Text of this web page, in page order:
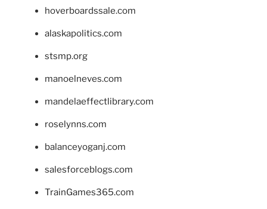
hoverboardssale.com
alaskapolitics.com
stsmp.org
manoelneves.com
mandelaeffectlibrary.com
roselynns.com
balanceyoganj.com
salesforceblogs.com
TrainGames365.com